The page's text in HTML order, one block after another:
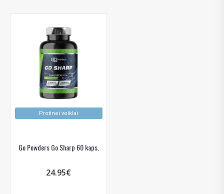
Protinei veiklai
Go Powders Go Sharp 60 kaps.
24.95€